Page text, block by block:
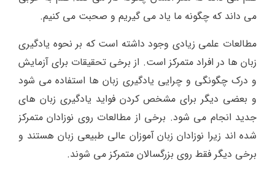
می داند که چگونه ما یاد می گیریم و صحبت می کنیم.
مطالعات علمی زیادی وجود داشته است که بر نحوه یادگیری
زبان ها در افراد متمرکز است. از برخی تحقیقات برای آزمایش
و درک چگونگی و چرایی یادگیری زبان ها استفاده می شود
و بعضی دیگر برای مشخص کردن فواید یادگیری زبان های
جدید انجام می شود. برخی از مطالعات روی نوزادان متمرکز
شده اند زیرا نوزادان زبان آموزان عالی طبیعی زبان هستند و
برخی دیگر فقط روی بزرگسالان متمرکز می شوند.